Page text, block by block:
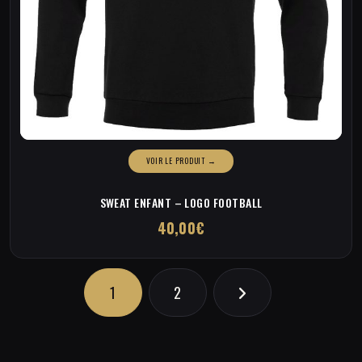
SWEAT ENFANT – LOGO FOOTBALL
€
40,00
produit
a
plusieurs
variations.
options
1 2